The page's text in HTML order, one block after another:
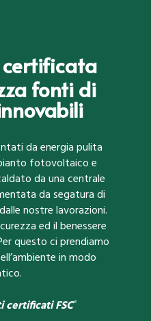
certificata
fonti di
da energia pulita
fotovoltaico e
da una centrale
da segatura di
nostre lavorazioni.
ed il benessere
questo ci prendiamo
in modo
FSC®